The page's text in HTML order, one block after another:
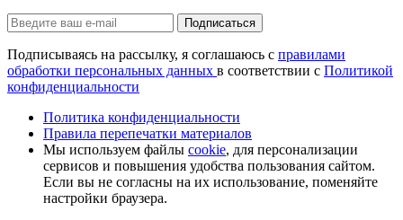
Подписаться
Подписываясь на рассылку, я соглашаюсь с правилами
обработки персональных данных в соответствии с Политикой
конфиденциальности
Политика конфиденциальности
Правила перепечатки материалов
Мы используем файлы cookie, для персонализации
сервисов и повышения удобства пользования сайтом.
Если вы не согласны на их использование, поменяйте
настройки браузера.